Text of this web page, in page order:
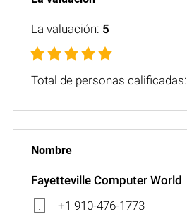
La valuación: 5
Total de personas calificadas:
Fayetteville Computer World
+1 910-476-1773